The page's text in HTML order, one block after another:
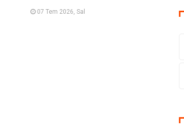
07 Tem 2026, Sal